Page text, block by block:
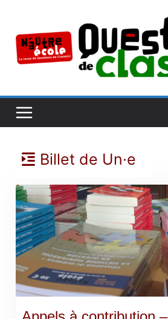
contenu
Billet de Un·e